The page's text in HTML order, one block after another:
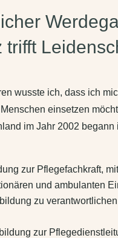
trifft
wusste ich, dass ich
einsetzen
im Jahr 2002 begann
zur Pflegefachkraft,
und ambulanten
zu
zur